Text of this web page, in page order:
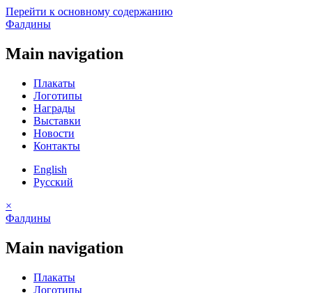
Перейти к основному содержанию
Фалдины
Main navigation
Плакаты
Логотипы
Награды
Выставки
Новости
Контакты
English
Русский
×
Фалдины
Main navigation
Плакаты
Логотипы